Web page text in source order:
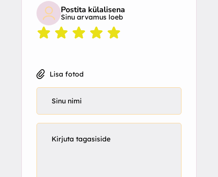
Postita külalisena
Sinu arvamus loeb
Lisa fotod